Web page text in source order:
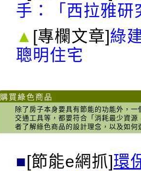
手：
「 西拉雅研
▲ [專欄文章]綠
聰明住宅
除了房子本身要具有節能的功能外，
交通工具等，都要符合「消耗最少資
者了解綠色商品的設計理念，以及如
■ [節能e網抓]環